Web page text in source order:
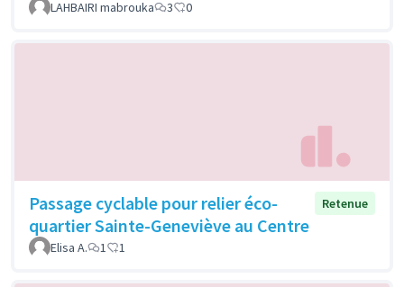
LAHBAIRI mabrouka 3 0
Passage cyclable pour relier éco-
quartier Sainte-Geneviève au Centre
Retenue
Elisa A. 1 1